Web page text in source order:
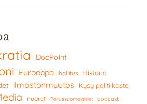
DocPoint
Eurooppa hallitus Historia
ilmastonmuutos Kysy politiikasta
nuoret Perussuomalaiset podcast